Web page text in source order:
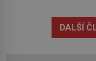
mrtvá celé století.
Srbsku má s upíry
DALŠÍ